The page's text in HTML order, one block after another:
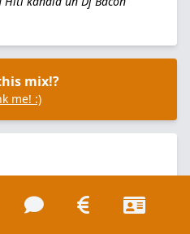
mix!?
me! :)